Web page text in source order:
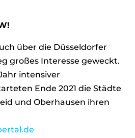
über die Düsseldorfer
großes Interesse geweckt.
intensiver
Ende 2021 die Städte
und Oberhausen ihren